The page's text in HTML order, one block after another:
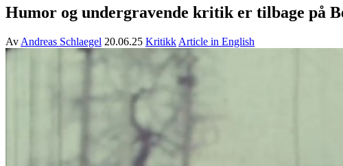
Humor og undergravende kritik er tilbage på
Av Andreas Schlaegel 20.06.25 Kritikk Article in English